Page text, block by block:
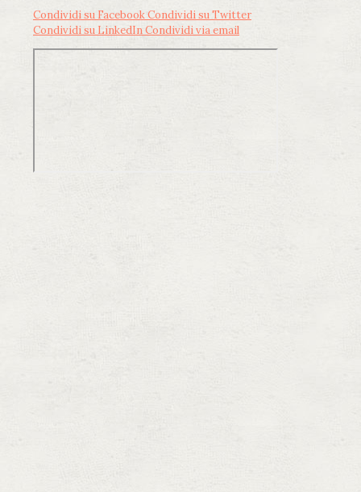
Condividi su FacebookCondividi su Twitter
Condividi su LinkedInCondividi via email